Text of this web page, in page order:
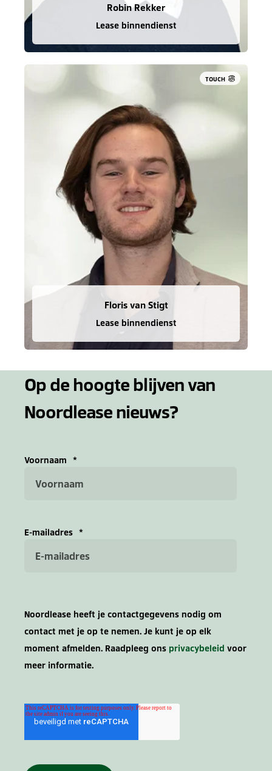
Robin Rekker
Lease binnendienst
TOUCH
Floris van Stigt
Lease binnendienst
Op de hoogte blijven van
Noordlease nieuws?
Voornaam *
E-mailadres *
Noordlease heeft je contactgegevens nodig om
contact met je op te nemen. Je kunt je op elk
moment afmelden. Raadpleeg ons privacybeleid voor
meer informatie.